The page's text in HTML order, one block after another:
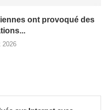
ont provoqué des
2026